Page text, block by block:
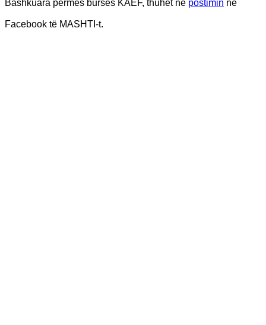
Bashkuara përmes bursës KAEF, thuhet në postimin në
Facebook të MASHTI-t.